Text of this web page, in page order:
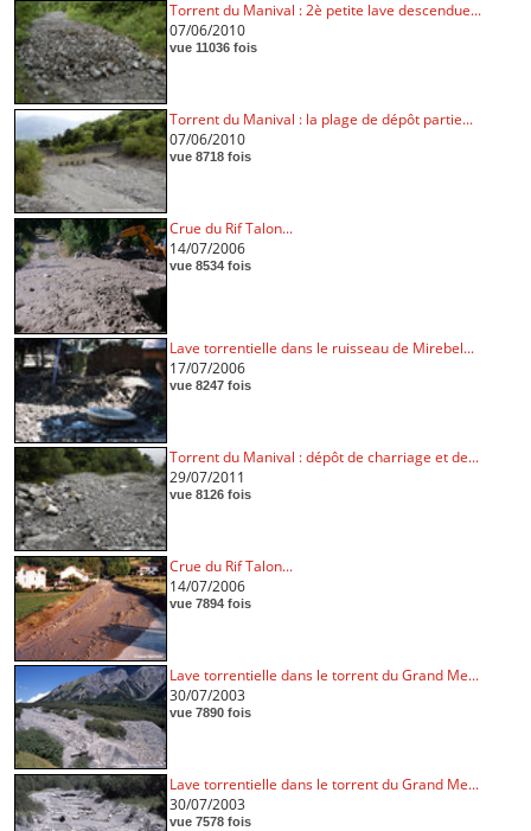
Torrent du Manival : 2è petite lave descendue...
07/06/2010
vue 11036 fois
Torrent du Manival : la plage de dépôt partie...
07/06/2010
vue 8718 fois
Crue du Rif Talon...
14/07/2006
vue 8534 fois
Lave torrentielle dans le ruisseau de Mirebel...
17/07/2006
vue 8247 fois
Torrent du Manival : dépôt de charriage et de...
29/07/2011
vue 8126 fois
Crue du Rif Talon...
14/07/2006
vue 7894 fois
Lave torrentielle dans le torrent du Grand Me...
30/07/2003
vue 7890 fois
Lave torrentielle dans le torrent du Grand Me...
30/07/2003
vue 7578 fois